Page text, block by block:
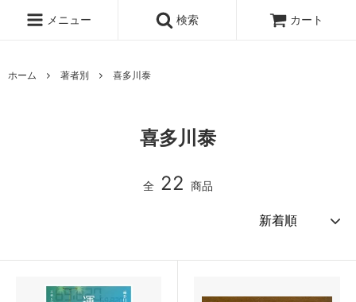
メニュー 検索 カート
ホーム 著者別 喜多川泰
喜多川泰
全 22 商品